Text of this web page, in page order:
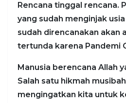
Rencana tinggal rencana.
yang sudah menginjak
sudah direncanakan akan
tertunda karena Pandemi
Manusia berencana Allah
Salah satu hikmah
mengingatkan kita untuk